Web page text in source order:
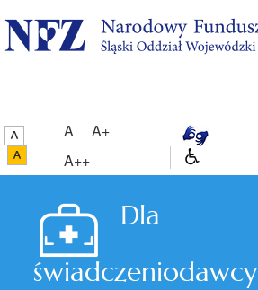
A
A+
A++
Dla
świadczeniodawcy